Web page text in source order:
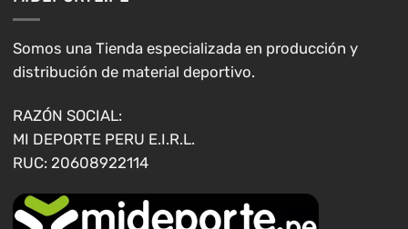
se
pueden
elegir
en
página
de
producto
elegir
en
Somos una Tienda especializada en producción y
distribución de material deportivo.
RAZÓN SOCIAL:
MI DEPORTE PERU E.I.R.L.
RUC: 20608922114